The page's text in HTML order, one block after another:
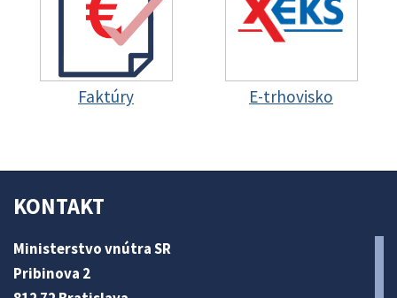
Faktúry E-trhovisko
KONTAKT
Ministerstvo vnútra SR
Pribinova 2